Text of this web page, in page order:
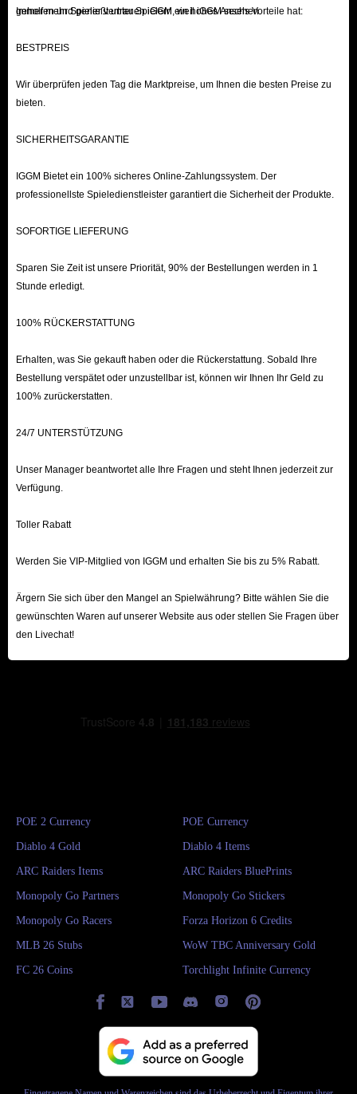
geholfen und genießt unter Spielern ein hohes Ansehen.
Immer mehr Spieler vertrauen iGGM, weil iGGM sechs Vorteile hat:
BESTPREIS
Wir überprüfen jeden Tag die Marktpreise, um Ihnen die besten Preise zu
bieten.
SICHERHEITSGARANTIE
IGGM Bietet ein 100% sicheres Online-Zahlungssystem. Der
professionellste Spieledienstleister garantiert die Sicherheit der Produkte.
SOFORTIGE LIEFERUNG
Sparen Sie Zeit ist unsere Priorität, 90% der Bestellungen werden in 1
Stunde erledigt.
100% RÜCKERSTATTUNG
Erhalten, was Sie gekauft haben oder die Rückerstattung. Sobald Ihre
Bestellung verspätet oder unzustellbar ist, können wir Ihnen Ihr Geld zu
100% zurückerstatten.
24/7 UNTERSTÜTZUNG
Unser Manager beantwortet alle Ihre Fragen und steht Ihnen jederzeit zur
Verfügung.
Toller Rabatt
Werden Sie VIP-Mitglied von IGGM und erhalten Sie bis zu 5% Rabatt.
Ärgern Sie sich über den Mangel an Spielwährung? Bitte wählen Sie die
gewünschten Waren auf unserer Website aus oder stellen Sie Fragen über
den Livechat!
POE 2 Currency POE Currency
Diablo 4 Gold Diablo 4 Items
ARC Raiders Items ARC Raiders BluePrints
Monopoly Go Partners Monopoly Go Stickers
Monopoly Go Racers Forza Horizon 6 Credits
MLB 26 Stubs WoW TBC Anniversary Gold
FC 26 Coins Torchlight Infinite Currency